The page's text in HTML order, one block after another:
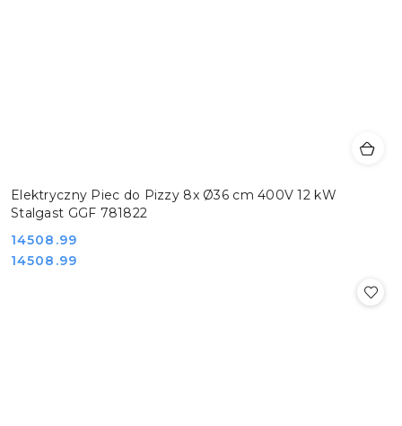
Elektryczny Piec do Pizzy 8x Ø36 cm 400V 12 kW
Stalgast GGF 781822
Cena:
14508.99
Cena:
14508.99